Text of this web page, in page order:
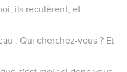
ils reculèrent, et
: Qui cherchez-vous ? Et